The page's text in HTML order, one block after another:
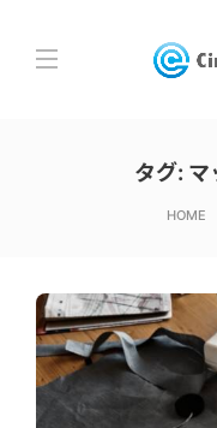
タグ: マ
HOME